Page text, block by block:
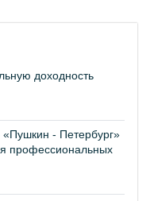
доходность
- Петербург»
профессиональных